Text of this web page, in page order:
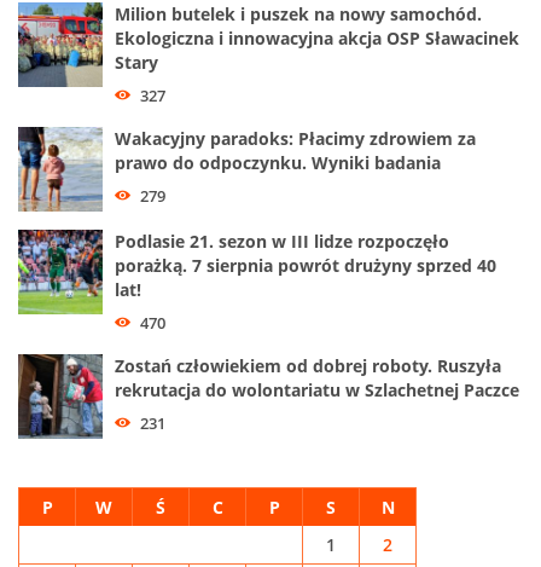
Milion butelek i puszek na nowy samochód.
Ekologiczna i innowacyjna akcja OSP Sławacinek
Stary
327
Wakacyjny paradoks: Płacimy zdrowiem za
prawo do odpoczynku. Wyniki badania
279
Podlasie 21. sezon w III lidze rozpoczęło
porażką. 7 sierpnia powrót drużyny sprzed 40
lat!
470
Zostań człowiekiem od dobrej roboty. Ruszyła
rekrutacja do wolontariatu w Szlachetnej Paczce
231
P W Ś C P S N
1
2